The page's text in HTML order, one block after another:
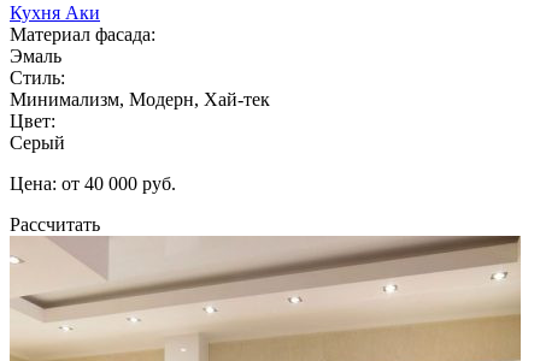
Кухня Аки
Материал фасада:
Эмаль
Стиль:
Минимализм, Модерн, Хай-тек
Цвет:
Серый
Цена: от 40 000 руб.
Рассчитать